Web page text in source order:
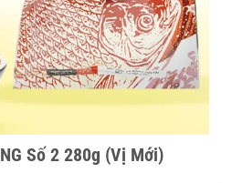
Số 2 280g (Vị Mới)